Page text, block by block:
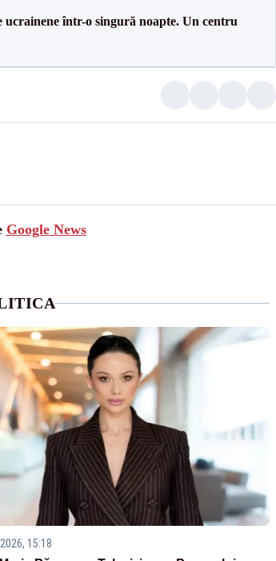
ucrainene într-o singură noapte. Un centru
Google News
15:18